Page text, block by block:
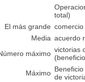
total)
El más grande
Media acuerdo
máximo victorias
Máximo de